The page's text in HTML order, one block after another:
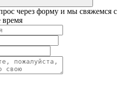
через форму и мы свяжемся с